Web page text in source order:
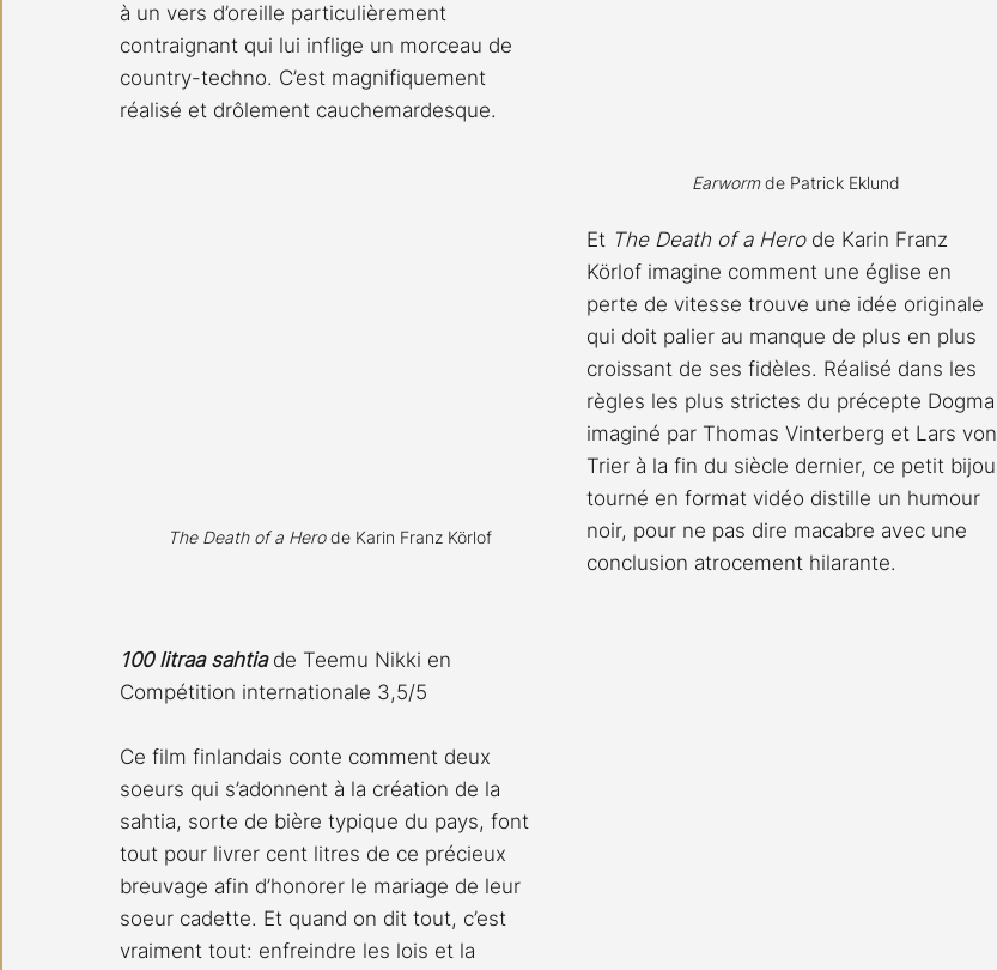
Earworm de Patrick Eklund
à un vers d’oreille particulièrement
contraignant qui lui inflige un morceau de
country-techno. C’est magnifiquement
réalisé et drôlement cauchemardesque.
The Death of a Hero de Karin Franz Körlof
Et The Death of a Hero de Karin Franz
Körlof imagine comment une église en
perte de vitesse trouve une idée originale
qui doit palier au manque de plus en plus
croissant de ses fidèles. Réalisé dans les
règles les plus strictes du précepte Dogma
imaginé par Thomas Vinterberg et Lars von
Trier à la fin du siècle dernier, ce petit bijou
tourné en format vidéo distille un humour
noir, pour ne pas dire macabre avec une
conclusion atrocement hilarante.
100 litraa sahtia de Teemu Nikki en
Compétition internationale 3,5/5
Ce film finlandais conte comment deux
soeurs qui s’adonnent à la création de la
sahtia, sorte de bière typique du pays, font
tout pour livrer cent litres de ce précieux
breuvage afin d’honorer le mariage de leur
soeur cadette. Et quand on dit tout, c’est
vraiment tout: enfreindre les lois et la